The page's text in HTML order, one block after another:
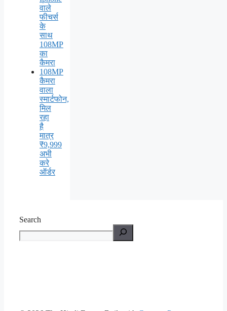
वाले
फीचर्स
के
साथ
108MP
का
कैमरा
108MP
कैमरा
वाला
स्मार्टफोन,
मिल
रहा
है
मात्र
₹9,999
अभी
करे
ऑर्डर
Search